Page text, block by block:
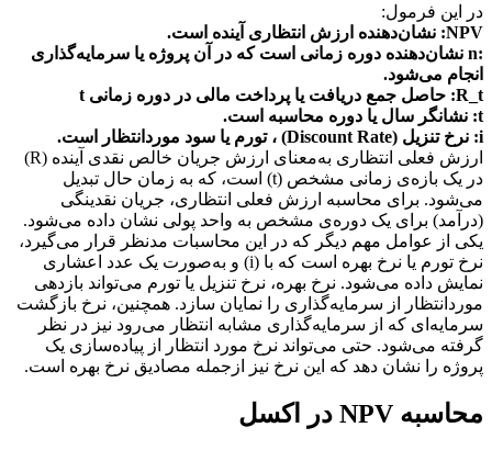
در این فرمول:
NPV: نشان‌دهنده ارزش انتظاری آینده است.
:n نشان‌دهنده دوره زمانی است که در آن پروژه یا سرمایه‌گذاری
انجام می‌شود.
R_t: حاصل جمع دریافت یا پرداخت مالی در دوره زمانی t
t: نشانگر سال یا دوره‌ محاسبه است.
i: نرخ تنزیل (Discount Rate) ، تورم یا سود موردانتظار است.
ارزش فعلی انتظاری به‌معنای ارزش جریان خالص نقدی آینده (R)
در یک بازه‌ی زمانی مشخص (t) است، که به زمان حال تبدیل
می‌شود. برای محاسبه ارزش فعلی انتظاری، جریان نقدینگی
(درآمد) برای یک دوره‌ی مشخص به واحد پولی نشان داده می‌شود.
یکی از عوامل مهم دیگر که در این محاسبات مدنظر قرار می‌گیرد،
نرخ تورم یا نرخ بهره است که با (i) و به‌صورت یک عدد اعشاری
نمایش داده می‌شود. نرخ بهره، نرخ تنزیل یا تورم می‌تواند بازدهی
مورد‌انتظار از سرمایه‌گذاری را نمایان سازد. همچنین، نرخ بازگشت
سرمایه‌ای که از سرمایه‌گذاری مشابه انتظار می‌رود نیز در نظر
گرفته می‌شود. حتی می‌تواند نرخ مورد انتظار از پیاده‌سازی یک
پروژه را نشان دهد که این نرخ نیز از‌جمله مصادیق نرخ بهره است.
محاسبه NPV در اکسل